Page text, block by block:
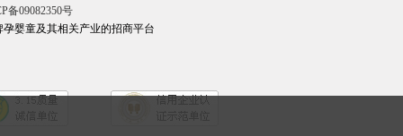
备09082350号
孕婴童及其相关产业的招商平台